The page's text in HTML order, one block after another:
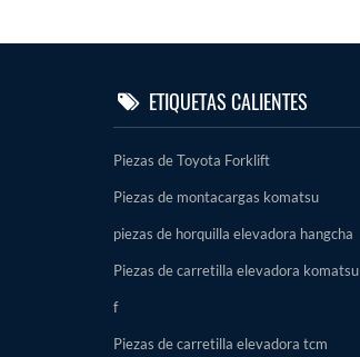
ETIQUETAS CALIENTES
Piezas de Toyota Forklift
Piezas de montacargas komatsu
piezas de horquilla elevadora hangcha
Piezas de carretilla elevadora komatsu
f
Piezas de carretilla elevadora tcm